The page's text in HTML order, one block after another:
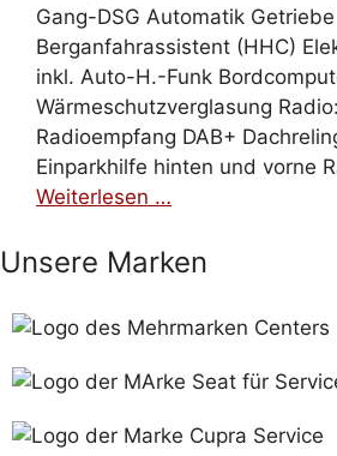
Gang-DSG Automatik Getriebe
Berganfahrassistent (HHC)
inkl. Auto-H.-Funk
Wärmeschutzverglasung
Radioempfang DAB+
Einparkhilfe hinten und vorne
Weiterlesen …
Unsere Marken